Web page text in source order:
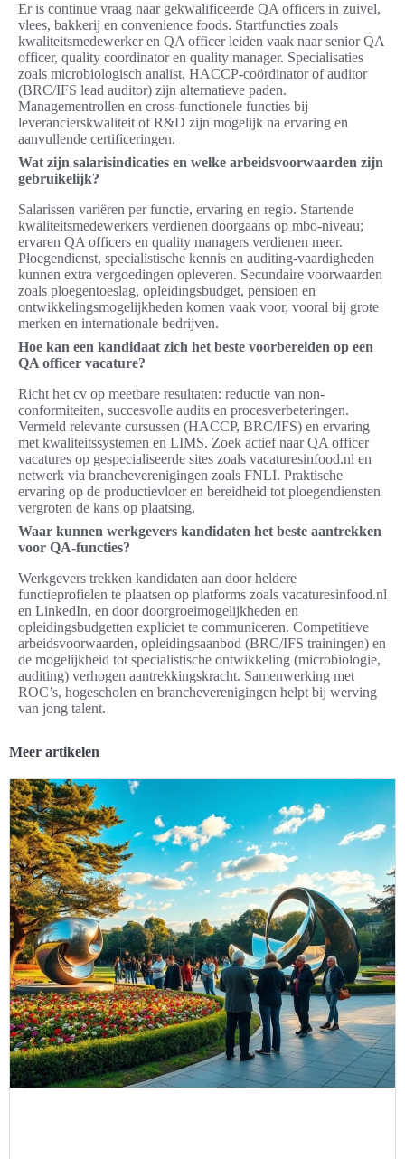
Er is continue vraag naar gekwalificeerde QA officers in zuivel,
vlees, bakkerij en convenience foods. Startfuncties zoals
kwaliteitsmedewerker en QA officer leiden vaak naar senior QA
officer, quality coordinator en quality manager. Specialisaties
zoals microbiologisch analist, HACCP-coördinator of auditor
(BRC/IFS lead auditor) zijn alternatieve paden.
Managementrollen en cross-functionele functies bij
leverancierskwaliteit of R&D zijn mogelijk na ervaring en
aanvullende certificeringen.
Wat zijn salarisindicaties en welke arbeidsvoorwaarden zijn
gebruikelijk?
Salarissen variëren per functie, ervaring en regio. Startende
kwaliteitsmedewerkers verdienen doorgaans op mbo-niveau;
ervaren QA officers en quality managers verdienen meer.
Ploegendienst, specialistische kennis en auditing-vaardigheden
kunnen extra vergoedingen opleveren. Secundaire voorwaarden
zoals ploegentoeslag, opleidingsbudget, pensioen en
ontwikkelingsmogelijkheden komen vaak voor, vooral bij grote
merken en internationale bedrijven.
Hoe kan een kandidaat zich het beste voorbereiden op een
QA officer vacature?
Richt het cv op meetbare resultaten: reductie van non-
conformiteiten, succesvolle audits en procesverbeteringen.
Vermeld relevante cursussen (HACCP, BRC/IFS) en ervaring
met kwaliteitssystemen en LIMS. Zoek actief naar QA officer
vacatures op gespecialiseerde sites zoals vacaturesinfood.nl en
netwerk via brancheverenigingen zoals FNLI. Praktische
ervaring op de productievloer en bereidheid tot ploegendiensten
vergroten de kans op plaatsing.
Waar kunnen werkgevers kandidaten het beste aantrekken
voor QA-functies?
Werkgevers trekken kandidaten aan door heldere
functieprofielen te plaatsen op platforms zoals vacaturesinfood.nl
en LinkedIn, en door doorgroeimogelijkheden en
opleidingsbudgetten expliciet te communiceren. Competitieve
arbeidsvoorwaarden, opleidingsaanbod (BRC/IFS trainingen) en
de mogelijkheid tot specialistische ontwikkeling (microbiologie,
auditing) verhogen aantrekkingskracht. Samenwerking met
ROC’s, hogescholen en brancheverenigingen helpt bij werving
van jong talent.
Meer artikelen